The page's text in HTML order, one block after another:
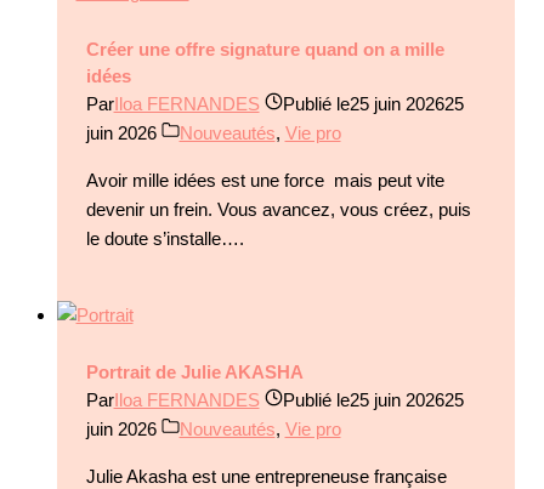
Créer une offre signature quand on a mille
idées
ParIloa FERNANDES Publié le25 juin 202625
juin 2026
Nouveautés, Vie pro
Avoir mille idées est une force mais peut vite
devenir un frein. Vous avancez, vous créez, puis
le doute s’installe….
Portrait de Julie AKASHA
ParIloa FERNANDES Publié le25 juin 202625
juin 2026
Nouveautés, Vie pro
Julie Akasha est une entrepreneuse française